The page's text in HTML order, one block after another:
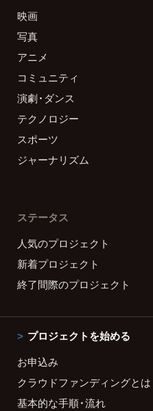
映画
写真
アニメ
コミュニティ
演劇・ダンス
テクノロジー
スポーツ
ジャーナリズム
ステータス
人気のプロジェクト
新着プロジェクト
終了間際のプロジェクト
プロジェクトを始める
お申込み
クラウドファンディングとは
基本的な手順・流れ